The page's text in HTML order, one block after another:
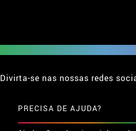
Divirta-se nas nossas redes
PRECISA DE AJUDA?